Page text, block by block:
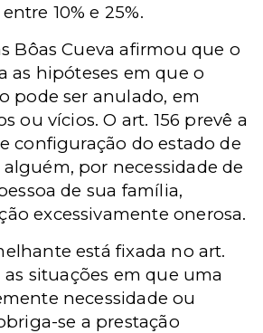
10% e 25%.
Bôas Cueva afirmou que o
as hipóteses em que o
pode ser anulado, em
ou vícios. O art. 156 prevê a
configuração do estado de
por necessidade de
de sua família,
excessivamente onerosa.
está fixada no art.
as situações em que uma
necessidade ou
se a prestação